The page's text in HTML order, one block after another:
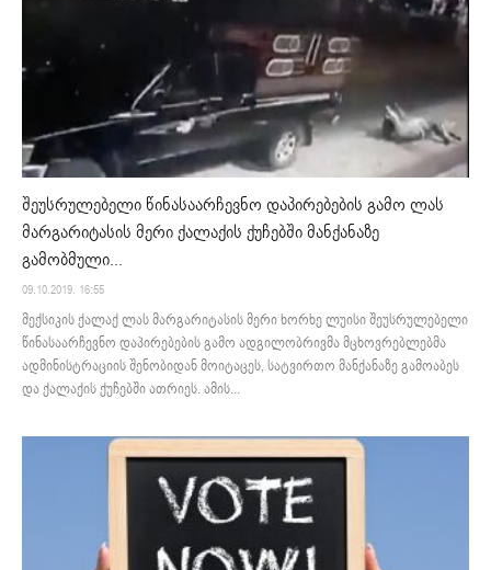
შეუსრულებელი წინასაარჩევნო დაპირებების გამო ლას
მარგარიტასის მერი ქალაქის ქუჩებში მანქანაზე
გამობმული...
09.10.2019. 16:55
მექსიკის ქალაქ ლას მარგარიტასის მერი ხორხე ლუისი შეუსრულებელი
წინასაარჩევნო დაპირებების გამო ადგილობრივმა მცხოვრებლებმა
ადმინისტრაციის შენობიდან მოიტაცეს, სატვირთო მანქანაზე გამოაბეს
და ქალაქის ქუჩებში ათრიეს. ამის...